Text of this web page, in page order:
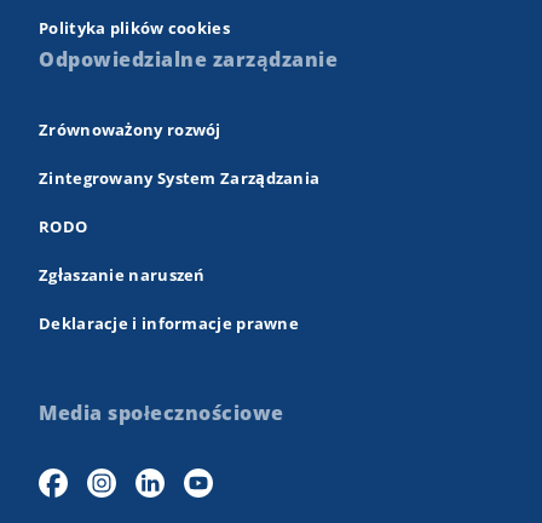
Polityka plików cookies
Odpowiedzialne zarządzanie
Zrównoważony rozwój
Zintegrowany System Zarządzania
RODO
Zgłaszanie naruszeń
Deklaracje i informacje prawne
Media społecznościowe